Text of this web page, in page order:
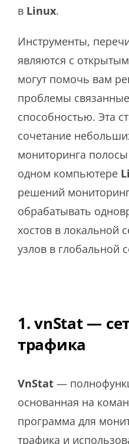
в Linux.
Инструменты,
являются с
могут помочь вам
проблемы
способностью. Эта
сочетание
мониторинга
одном компьютере
решений
обрабатывать
хостов в локальной
узлов в глобальной
1. vnStat —
трафика
VnStat —
основанная на
программа для
трафика и